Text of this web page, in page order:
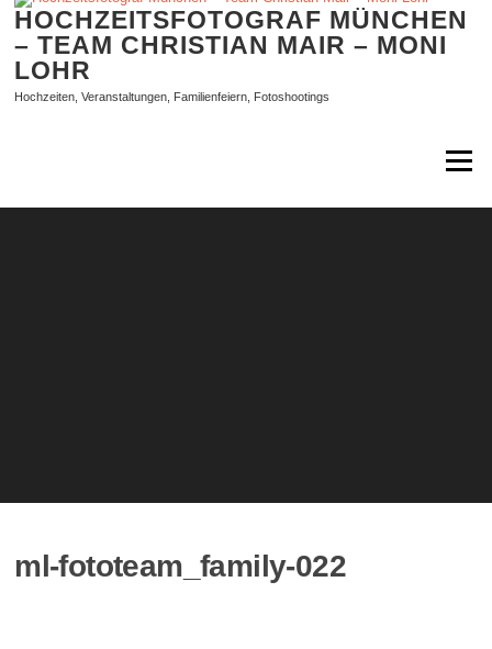
Zum
springen
HOCHZEITSFOTOGRAF MÜNCHEN
– TEAM CHRISTIAN MAIR – MONI
LOHR
Hochzeiten, Veranstaltungen, Familienfeiern, Fotoshootings
Menü
ml-fototeam_family-022